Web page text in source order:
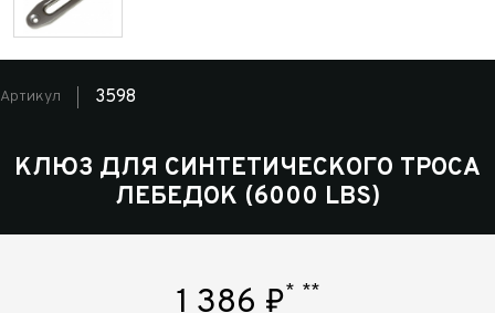
Артикул 3598
КЛЮЗ ДЛЯ СИНТЕТИЧЕСКОГО ТРОСА
ЛЕБЕДОК (6000 LBS)
1 386 ₽* **